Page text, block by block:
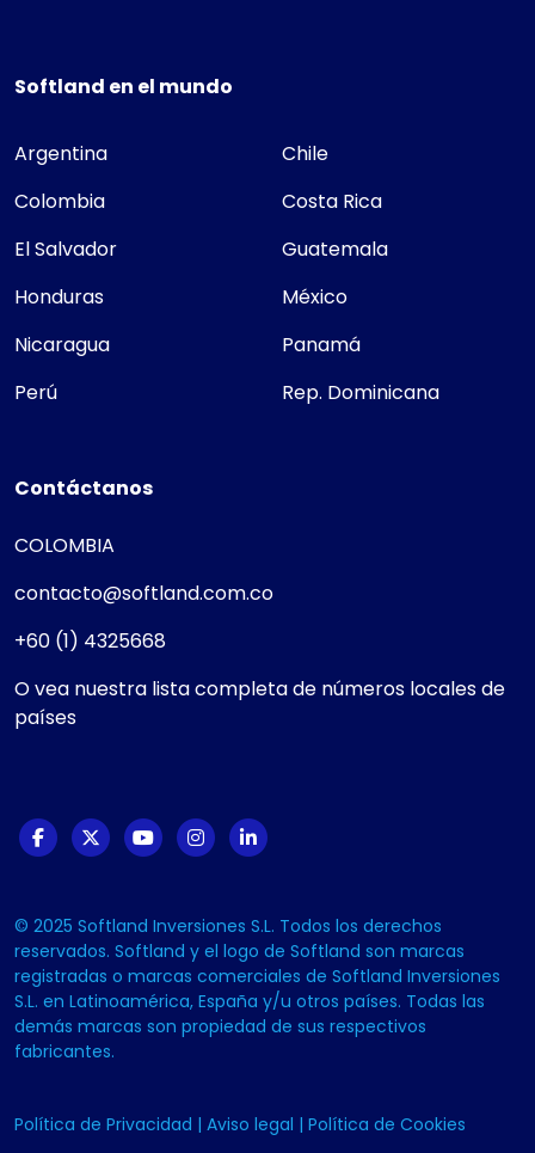
Softland en el mundo
Argentina
Chile
Colombia
Costa Rica
El Salvador
Guatemala
Honduras
México
Nicaragua
Panamá
Perú
Rep. Dominicana
Contáctanos
COLOMBIA
contacto@softland.com.co
+60 (1) 4325668
O vea nuestra lista completa de números locales de
países
© 2025 Softland Inversiones S.L. Todos los derechos
reservados. Softland y el logo de Softland son marcas
registradas o marcas comerciales de Softland Inversiones
S.L. en Latinoamérica, España y/u otros países. Todas las
demás marcas son propiedad de sus respectivos
fabricantes.
Política de Privacidad | Aviso legal | Política de Cookies